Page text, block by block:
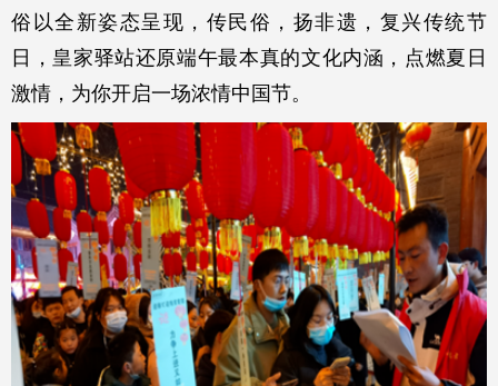
俗以全新姿态呈现，传民俗，扬非遗，复兴传统节
日，皇家驿站还原端午最本真的文化内涵，点燃夏日
激情，为你开启一场浓情中国节。